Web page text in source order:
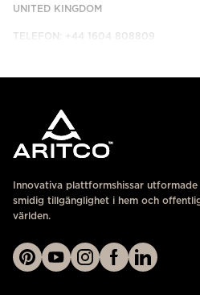
UNITED KINGDOM
TELEFON: +44 1604 808809
Innovativa plattformshissar
smidig tillgänglighet i hem och
världen.